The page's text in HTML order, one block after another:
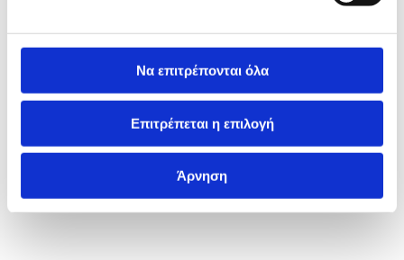
Να επιτρέπονται όλα
Επιτρέπεται η επιλογή
Άρνηση